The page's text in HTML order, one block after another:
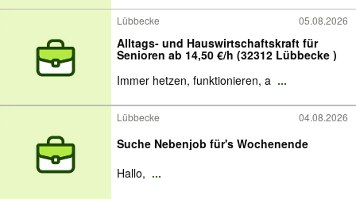
Lübbecke 05.08.2026
Alltags- und Hauswirtschaftskraft für
Senioren ab 14,50 €/h (32312 Lübbecke )
Immer hetzen, funktionieren, a ...
Lübbecke 04.08.2026
Suche Nebenjob für's Wochenende
Hallo, ...